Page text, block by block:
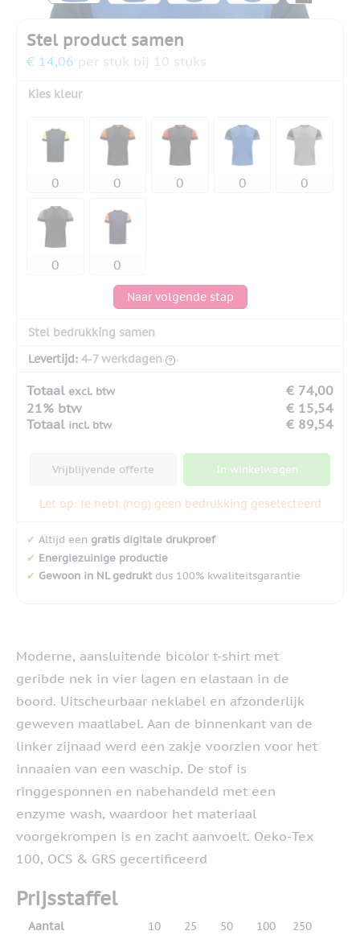
Stel product samen
€ 14,06 per stuk bij 10 stuks
Kies kleur
Naar volgende stap
Stel bedrukking samen
Levertijd: 4-7 werkdagen
Totaal excl. btw
€ 74,00
21% btw
€ 15,54
Totaal incl. btw € 89,54
Vrijblijvende offerte In winkelwagen
Let op: Je hebt (nog) geen bedrukking geselecteerd
✔ Altijd een gratis digitale drukproef
✔ Energiezuinige productie
✔ Gewoon in NL gedruktdus 100% kwaliteitsgarantie
Moderne, aansluitende bicolor t-shirt met
geribde nek in vier lagen en elastaan in de
boord. Uitscheurbaar neklabel en afzonderlijk
geweven maatlabel. Aan de binnenkant van de
linker zijnaad werd een zakje voorzien voor het
innaaien van een waschip. De stof is
ringgesponnen en nabehandeld met een
enzyme wash, waardoor het materiaal
voorgekrompen is en zacht aanvoelt. Oeko-Tex
100, OCS & GRS gecertificeerd
Prijsstaffel
Aantal 10 25 50 100 250